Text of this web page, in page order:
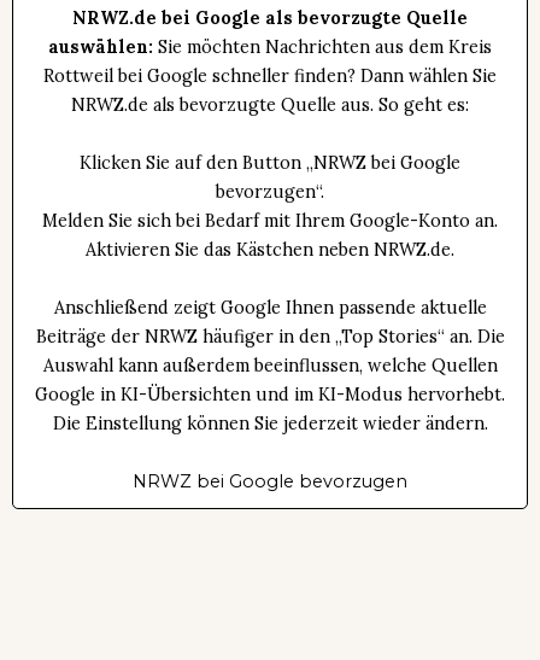
NRWZ.de bei Google als bevorzugte Quelle
auswählen: Sie möchten Nachrichten aus dem Kreis
Rottweil bei Google schneller finden? Dann wählen Sie
NRWZ.de als bevorzugte Quelle aus. So geht es:
Klicken Sie auf den Button „NRWZ bei Google
bevorzugen“.
Melden Sie sich bei Bedarf mit Ihrem Google-Konto an.
Aktivieren Sie das Kästchen neben NRWZ.de.
Anschließend zeigt Google Ihnen passende aktuelle
Beiträge der NRWZ häufiger in den „Top Stories“ an. Die
Auswahl kann außerdem beeinflussen, welche Quellen
Google in KI-Übersichten und im KI-Modus hervorhebt.
Die Einstellung können Sie jederzeit wieder ändern.
NRWZ bei Google bevorzugen